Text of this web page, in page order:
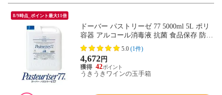
8/9時点_ポイント最大11倍
ドーバー パストリーゼ 77 5000ml 5L ポリ
容器 アルコール消毒液 抗菌 食品保存 防カ
ビ 食品直接噴霧 安全 無害 アルコール度数
77° パストリーゼ77 Pasteuriser 77
5.0 (1件)
4,672円
42
うきうきワインの玉手箱